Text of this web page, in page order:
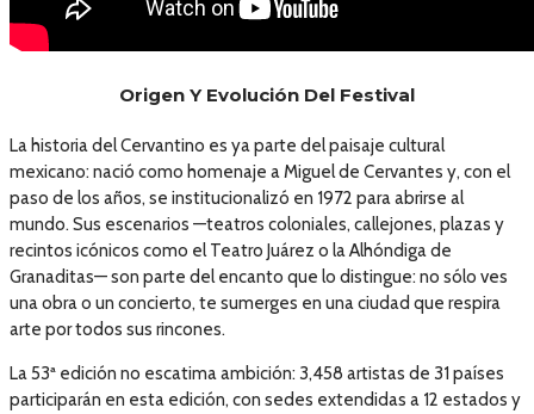
Origen Y Evolución Del Festival
La historia del Cervantino es ya parte del paisaje cultural
mexicano: nació como homenaje a Miguel de Cervantes y, con el
paso de los años, se institucionalizó en 1972 para abrirse al
mundo. Sus escenarios —teatros coloniales, callejones, plazas y
recintos icónicos como el Teatro Juárez o la Alhóndiga de
Granaditas— son parte del encanto que lo distingue: no sólo ves
una obra o un concierto, te sumerges en una ciudad que respira
arte por todos sus rincones.
La 53ª edición no escatima ambición: 3,458 artistas de 31 países
participarán en esta edición, con sedes extendidas a 12 estados y